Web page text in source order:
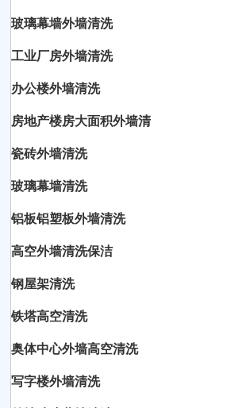
玻璃幕墙外墙清洗
工业厂房外墙清洗
办公楼外墙清洗
房地产楼房大面积外墙清
瓷砖外墙清洗
玻璃幕墙清洗
铝板铝塑板外墙清洗
高空外墙清洗保洁
钢屋架清洗
铁塔高空清洗
奥体中心外墙高空清洗
写字楼外墙清洗